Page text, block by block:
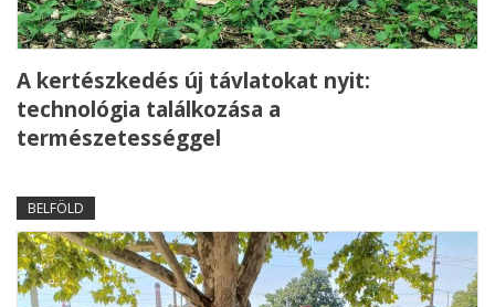
A kertészkedés új távlatokat nyit:
technológia találkozása a
természetességgel
BELFÖLD